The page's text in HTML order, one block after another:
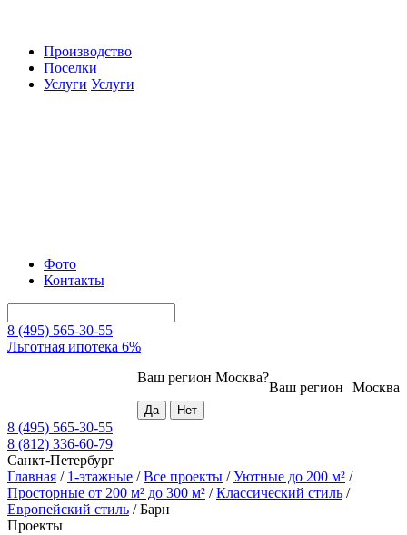
Производство
Поселки
Услуги Услуги
Фото
Контакты
8 (495) 565-30-55
Льготная ипотека 6%
Москва
Ваш регион
Ваш регион Москва?
8 (495) 565-30-55
8 (812) 336-60-79
Санкт-Петербург
Главная / 1-этажные /Все проекты /Уютные до 200 м² /
Просторные от 200 м² до 300 м² /Классический стиль /
Европейский стиль /Барн
Проекты